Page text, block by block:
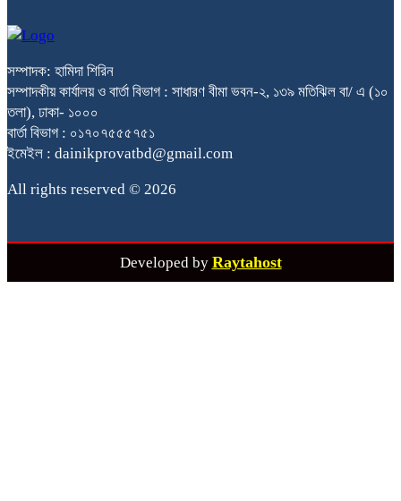
সম্পাদক: হামিদা শিরিন
সম্পাদকীয় কার্যালয় ও বার্তা বিভাগ : সাধারণ বীমা ভবন-২, ১৩৯ মতিঝিল বা/ এ (১০
তলা), ঢাকা- ১০০০
বার্তা বিভাগ : ০১৭০৭৫৫৫৭৫১
ইমেইল : dainikprovatbd@gmail.com
All rights reserved © 2026
Developed by Raytahost